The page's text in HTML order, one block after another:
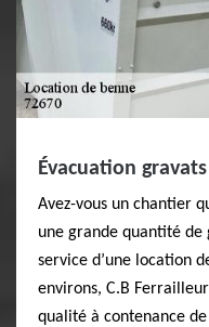
Évacuation
Avez-vous un chantier
une grande quantité de
service d’une location
environs, C.B
qualité à contenance